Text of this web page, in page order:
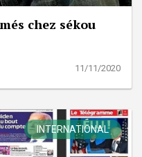
chez sékou
11/11/2020
INTERNATIONAL